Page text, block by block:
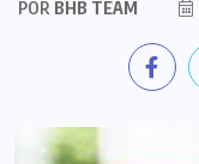
POR BHB TEAM